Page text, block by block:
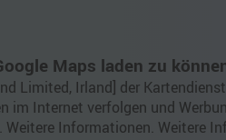
Maps laden zu
Limited, Irland] der
Internet verfolgen und
Informationen. Weitere